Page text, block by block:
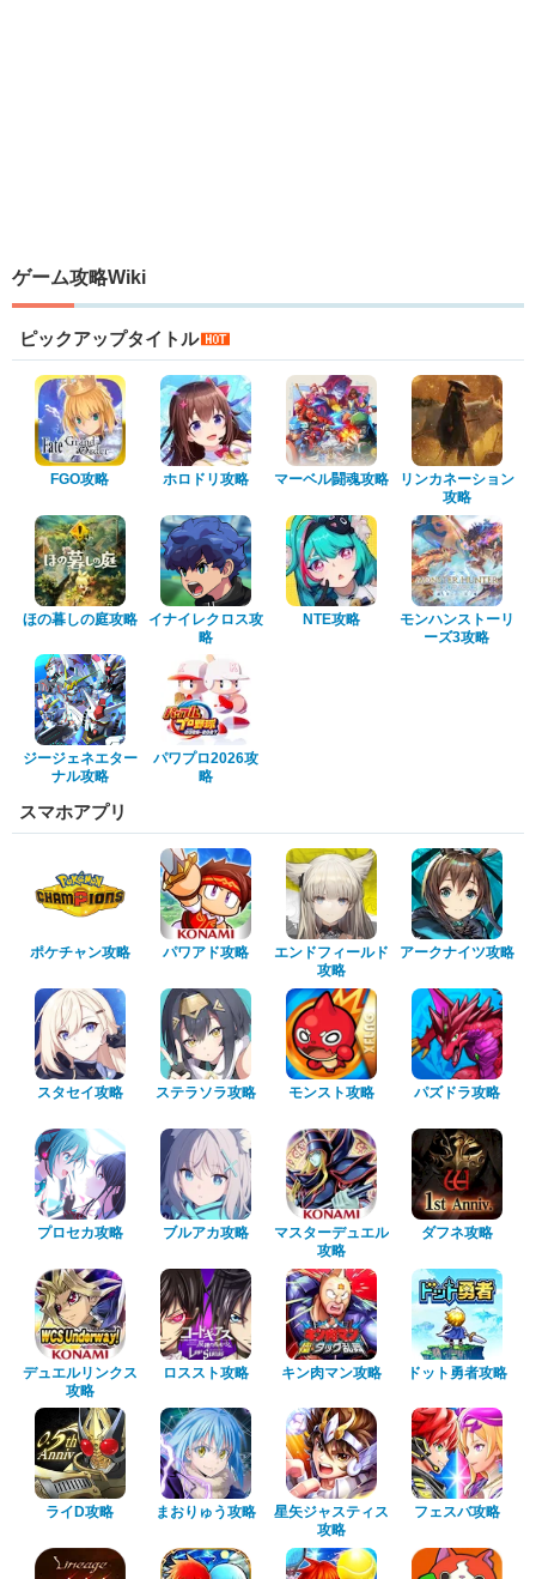
ゲーム攻略Wiki
ピックアップタイトル
FGO攻略 ホロドリ攻略 マーベル闘魂攻略
リンカネーション
攻略
ほの暮しの庭攻略
イナイレクロス攻
略
NTE攻略
モンハンストーリ
ーズ3攻略
ジージェネエター
ナル攻略
パワプロ2026攻
略
スマホアプリ
ポケチャン攻略 パワアド攻略
エンドフィールド
攻略
アークナイツ攻略
スタセイ攻略 ステラソラ攻略 モンスト攻略 パズドラ攻略
プロセカ攻略 ブルアカ攻略
マスターデュエル
攻略
ダフネ攻略
デュエルリンクス
攻略
ロススト攻略 キン肉マン攻略 ドット勇者攻略
ライD攻略 まおりゅう攻略
星矢ジャスティス
攻略
フェスバ攻略